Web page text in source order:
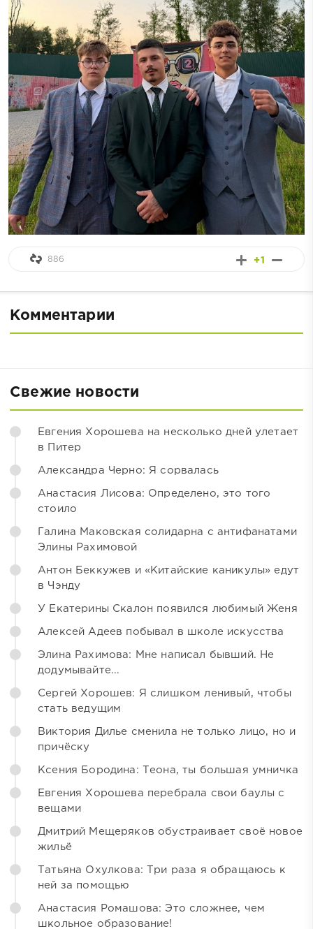
+1
886
Комментарии
Свежие новости
Евгения Хорошева на несколько дней улетает
в Питер
Александра Черно: Я сорвалась
Анастасия Лисова: Определено, это того
стоило
Галина Маковская солидарна с антифанатами
Элины Рахимовой
Антон Беккужев и «Китайские каникулы» едут
в Чэнду
У Екатерины Скалон появился любимый Женя
Алексей Адеев побывал в школе искусства
Элина Рахимова: Мне написал бывший. Не
додумывайте...
Сергей Хорошев: Я слишком ленивый, чтобы
стать ведущим
Виктория Дилье сменила не только лицо, но и
причёску
Ксения Бородина: Теона, ты большая умничка
Евгения Хорошева перебрала свои баулы с
вещами
Дмитрий Мещеряков обустраивает своё новое
жильё
Татьяна Охулкова: Три раза я обращаюсь к
ней за помощью
Анастасия Ромашова: Это сложнее, чем
школьное образование!